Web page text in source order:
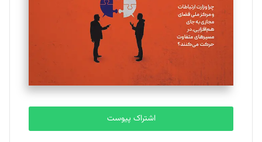
ملینا جعفری
تحریریه
مصطفی مسجدی آرانی
تحریریه
بابک نقاش
اشتراک پیوست